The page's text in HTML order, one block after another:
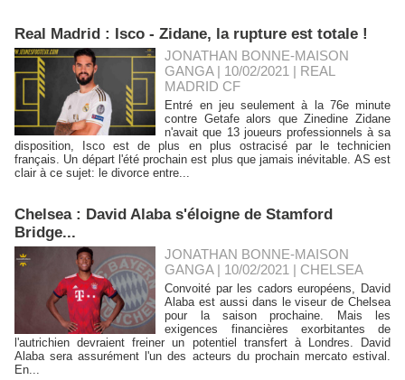
Real Madrid : Isco - Zidane, la rupture est totale !
JONATHAN BONNE-MAISON
GANGA | 10/02/2021 | REAL
MADRID CF
Entré en jeu seulement à la 76e minute
contre Getafe alors que Zinedine Zidane
n'avait que 13 joueurs professionnels à sa
disposition, Isco est de plus en plus ostracisé par le technicien
français. Un départ l'été prochain est plus que jamais inévitable. AS est
clair à ce sujet: le divorce entre...
Chelsea : David Alaba s'éloigne de Stamford
Bridge...
JONATHAN BONNE-MAISON
GANGA | 10/02/2021 | CHELSEA
Convoité par les cadors européens, David
Alaba est aussi dans le viseur de Chelsea
pour la saison prochaine. Mais les
exigences financières exorbitantes de
l'autrichien devraient freiner un potentiel transfert à Londres. David
Alaba sera assurément l'un des acteurs du prochain mercato estival.
En...